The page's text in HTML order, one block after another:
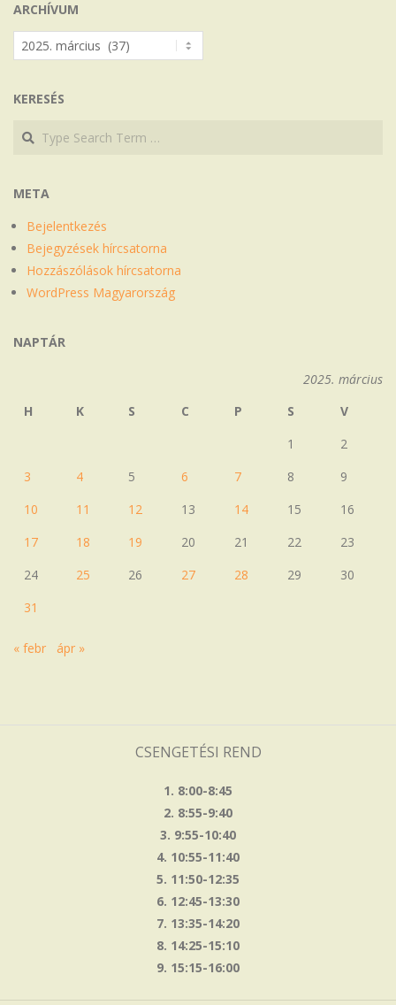
ARCHÍVUM
Archívum
KERESÉS
Search
Search
META
Bejelentkezés
Bejegyzések hírcsatorna
Hozzászólások hírcsatorna
WordPress Magyarország
NAPTÁR
2025. március
H
K S C P S
V
1
2
3
4 5 6 7 8
9
10
11 12 13 14 15
16
17
18 19 20 21 22
23
24
25 26 27 28 29
30
31
« febr ápr »
CSENGETÉSI REND
1. 8:00-8:45
2. 8:55-9:40
3. 9:55-10:40
4. 10:55-11:40
5. 11:50-12:35
6. 12:45-13:30
7. 13:35-14:20
8. 14:25-15:10
9. 15:15-16:00